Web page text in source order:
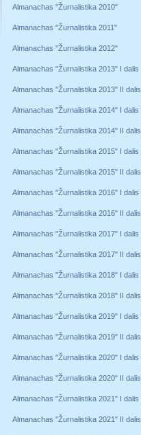
Almanachas "Žurnalistika 2010"
Almanachas "Žurnalistika 2011"
Almanachas "Žurnalistika 2012"
Almanachas "Žurnalistika 2013" I dalis
Almanachas "Žurnalistika 2013" II dalis
Almanachas "Žurnalistika 2014" I dalis
Almanachas "Žurnalistika 2014" II dalis
Almanachas "Žurnalistika 2015" I dalis
Almanachas "Žurnalistika 2015" II dalis
Almanachas "Žurnalistika 2016" I dalis
Almanachas "Žurnalistika 2016" II dalis
Almanachas "Žurnalistika 2017" I dalis
Almanachas "Žurnalistika 2017" II dalis
Almanachas "Žurnalistika 2018" I dalis
Almanachas "Žurnalistika 2018" II dalis
Almanachas "Žurnalistika 2019" I dalis
Almanachas "Žurnalistika 2019" II dalis
Almanachas "Žurnalistika 2020" I dalis
Almanachas "Žurnalistika 2020" II dalis
Almanachas "Žurnalistika 2021" I dalis
Almanachas "Žurnalistika 2021" II dalis